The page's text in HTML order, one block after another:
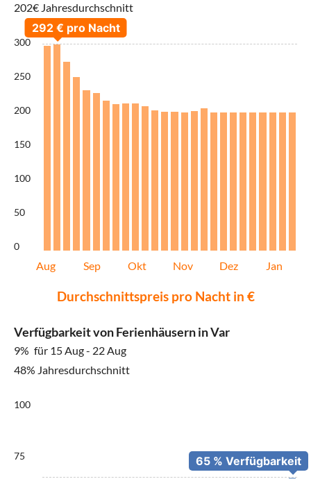
202€ Jahresdurchschnitt
300
250
200
150
100
50
0
Aug Sep Okt Nov Dez Jan
Durchschnittspreis pro Nacht in €
Verfügbarkeit von Ferienhäusern in Var
9% für 15 Aug - 22 Aug
48% Jahresdurchschnitt
100
75